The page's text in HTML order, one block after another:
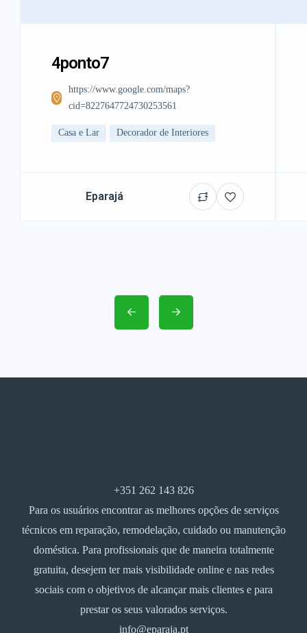
4ponto7
https://www.google.com/maps?
cid=8227647724730253561
Casa e Lar Decorador de Interiores
Eparajá
+351 262 143 826
Para os usuários encontrar as melhores opções de serviços
técnicos em reparação, remodelação, cuidado ou manutenção
doméstica. Para profissionais que de maneira totalmente
gratuita, desejem ter mais visibilidade online e nas redes
sociais com o objetivos de alcançar mais clientes e para
prestar os seus valorados serviços.
info@eparaja.pt